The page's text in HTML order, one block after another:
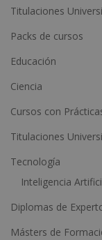
r
n
i
v
e
Titulaciones
Packs de cursos
Educación
Ciencia
Cursos con
Titulaciones
Tecnología
Inteligencia
Diplomas de
Másters de